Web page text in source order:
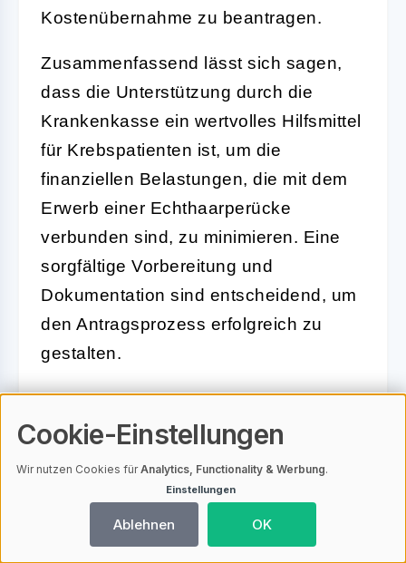
Kostenübernahme zu beantragen.
Zusammenfassend lässt sich sagen,
dass die Unterstützung durch die
Krankenkasse ein wertvolles Hilfsmittel
für Krebspatienten ist, um die
finanziellen Belastungen, die mit dem
Erwerb einer Echthaarperücke
verbunden sind, zu minimieren. Eine
sorgfältige Vorbereitung und
Dokumentation sind entscheidend, um
den Antragsprozess erfolgreich zu
gestalten.
Kostenübernahme
ärztliche Verordnung
wesentlicher Schritt für Krebspatienten,
die eine Kostenübernahme für eine
Cookie-Einstellungen
Wir nutzen Cookies fürAnalytics, Functionality & Werbung.
Einstellungen
Ablehnen OK